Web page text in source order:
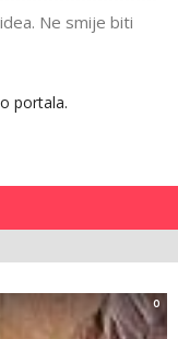
Ne smije biti
portala.
0